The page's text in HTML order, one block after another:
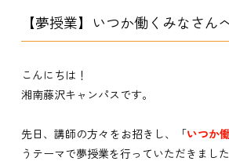
【夢授業】いつか働くみなさん
こんにちは！
湘南藤沢キャンパスです。
先日、講師の方々をお招きし、「いつか
うテーマで夢授業を行っていただきました